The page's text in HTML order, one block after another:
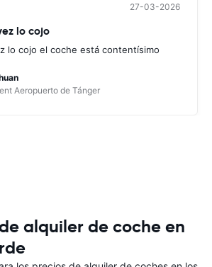
27-03-2026
lo cojo
lo cojo el coche está contentísimo
Aeropuerto de Tánger
alquiler de coche en